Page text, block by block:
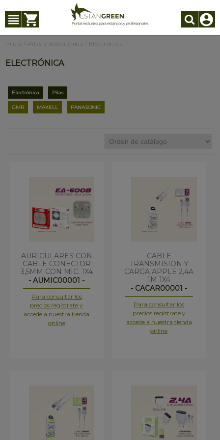
Inicio Pilas y Electrónica Electrónica
ELECTRÓNICA
Electrónica Pilas
GMR MAXELL PANASONIC
AURICULARES CON
CABLE CONECTOR
3,5MM CON MIC. 1X4
- AUMIC00001 -
Para consultar los
precios regístrate y
accede a nuestra tienda
online
CABLE
TRANSMISION Y
CARGA APPLE 2,4A
1M 1X4
- CACAR00001 -
Para consultar los
precios regístrate y
accede a nuestra tienda
online